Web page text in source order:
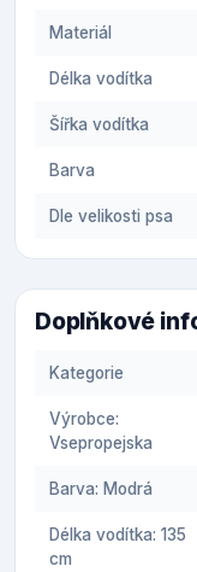
Materiál
Délka vodítka
Šířka vodítka
Barva
Dle velikosti psa
Doplňkové
Kategorie
Výrobce:
Vsepropejska
Barva: Modrá
Délka vodítka: 135
cm